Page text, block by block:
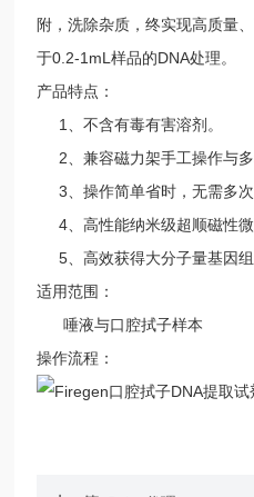
附，洗除杂质，终实现高质量
于0.2-1mL样品的DNA处理。
产品特点：
1、不含有毒有害溶剂。
2、兼容磁力架手工操作与多
3、操作简单省时，无需多次
4、高性能纳米级超顺磁性微
5、高效获得大分子量基因组
适用范围：
唾液与口腔拭子样本
操作流程：